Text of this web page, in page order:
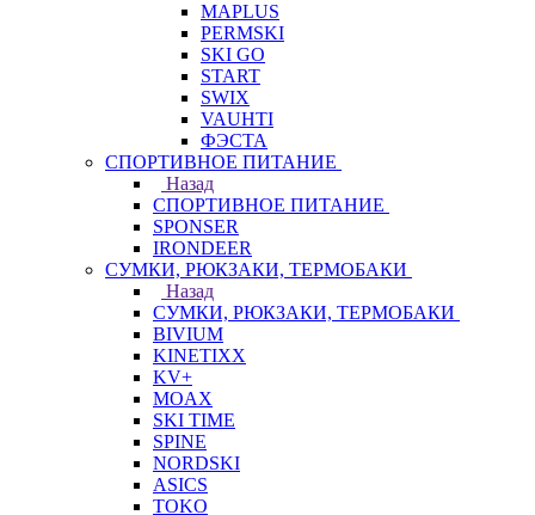
MAPLUS
PERMSKI
SKI GO
START
SWIX
VAUHTI
ФЭСТА
СПОРТИВНОЕ ПИТАНИЕ
Назад
СПОРТИВНОЕ ПИТАНИЕ
SPONSER
IRONDEER
СУМКИ, РЮКЗАКИ, ТЕРМОБАКИ
Назад
СУМКИ, РЮКЗАКИ, ТЕРМОБАКИ
BIVIUM
KINETIXX
KV+
MOAX
SKI TIME
SPINE
NORDSKI
ASICS
TOKO